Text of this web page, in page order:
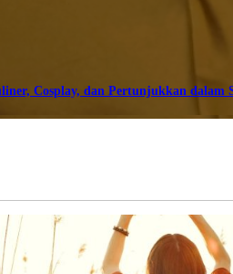
Cosplay, dan Pertunjukkan dalam